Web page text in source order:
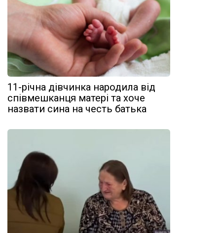
11-річна дівчинка народила від
співмешканця матері та хоче
назвати сина на честь батька